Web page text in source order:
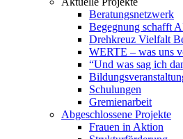
Beratungsnetzwerk
Begegnung schafft
Drehkreuz Vielfalt
WERTE – was uns
“Und was sag ich
Schulungen
Gremienarbeit
Abgeschlossene Projekte
Frauen in Aktion